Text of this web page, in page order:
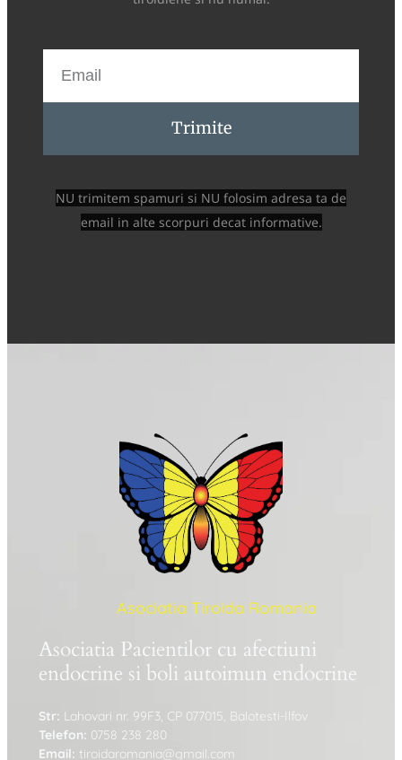
Trimite
NU trimitem spamuri si NU folosim adresa ta de
email in alte scorpuri decat informative.
Asociatia Tiroida Romania
Asociatia Pacientilor cu afectiuni
endocrine si boli autoimun endocrine
Str: Lahovari nr. 99F3, CP 077015, Balotesti-Ilfov
Telefon: 0758 238 280
Email: tiroidaromania@gmail.com